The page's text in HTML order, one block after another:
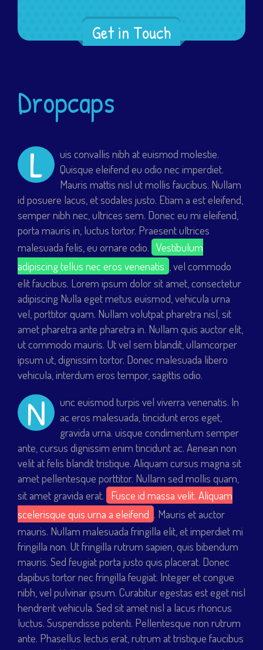
Get in Touch
Dropcaps
L
uis convallis nibh at euismod molestie.
Quisque eleifend eu odio nec imperdiet.
Mauris mattis nisl ut mollis faucibus. Nullam
id posuere lacus, et sodales justo. Etiam a est eleifend,
semper nibh nec, ultrices sem. Donec eu mi eleifend,
porta mauris in, luctus tortor. Praesent ultrices
malesuada felis, eu ornare odio. Vestibulum
adipiscing tellus nec eros venenatis , vel commodo
elit faucibus. Lorem ipsum dolor sit amet, consectetur
adipiscing Nulla eget metus euismod, vehicula urna
vel, porttitor quam. Nullam volutpat pharetra nisl, sit
amet pharetra ante pharetra in. Nullam quis auctor elit,
ut commodo mauris. Ut vel sem blandit, ullamcorper
ipsum ut, dignissim tortor. Donec malesuada libero
vehicula, interdum eros tempor, sagittis odio.
N
unc euismod turpis vel viverra venenatis. In
ac eros malesuada, tincidunt eros eget,
gravida urna. uisque condimentum semper
ante, cursus dignissim enim tincidunt ac. Aenean non
velit at felis blandit tristique. Aliquam cursus magna sit
amet pellentesque porttitor. Nullam sed mollis quam,
sit amet gravida erat. Fusce id massa velit. Aliquam
scelerisque quis urna a eleifend . Mauris et auctor
mauris. Nullam malesuada fringilla elit, et imperdiet mi
fringilla non. Ut fringilla rutrum sapien, quis bibendum
mauris. Sed feugiat porta justo quis placerat. Donec
dapibus tortor nec fringilla feugiat. Integer et congue
nibh, vel pulvinar ipsum. Curabitur egestas est eget nisl
hendrerit vehicula. Sed sit amet nisl a lacus rhoncus
luctus. Suspendisse potenti. Pellentesque non rutrum
ante. Phasellus lectus erat, rutrum at tristique faucibus